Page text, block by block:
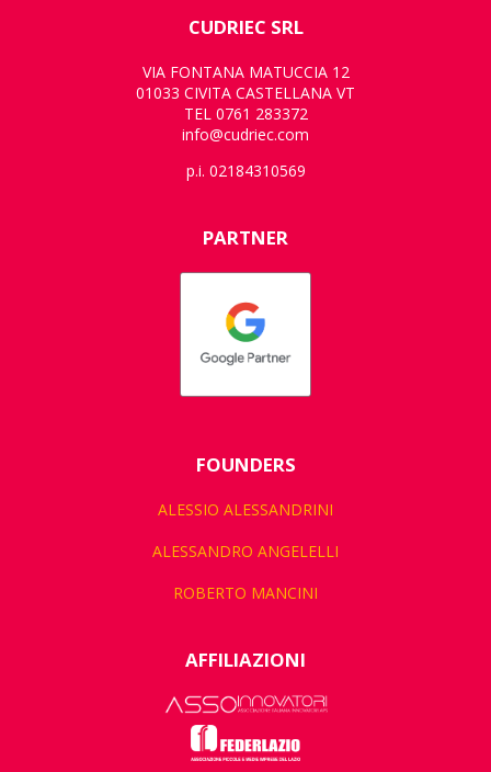
CUDRIEC SRL
VIA FONTANA MATUCCIA 12
01033 CIVITA CASTELLANA VT
TEL 0761 283372
info@cudriec.com
p.i. 02184310569
PARTNER
FOUNDERS
ALESSIO ALESSANDRINI
ALESSANDRO ANGELELLI
ROBERTO MANCINI
AFFILIAZIONI